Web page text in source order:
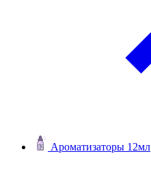
Ароматизаторы 12мл